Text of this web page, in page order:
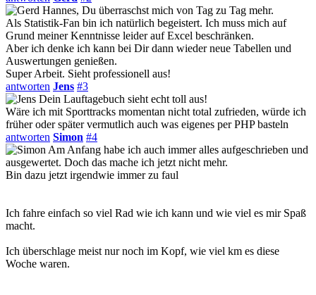
Hannes, Du überraschst mich von Tag zu Tag mehr.
Als Statistik-Fan bin ich natürlich begeistert. Ich muss mich auf
Grund meiner Kenntnisse leider auf Excel beschränken.
Aber ich denke ich kann bei Dir dann wieder neue Tabellen und
Auswertungen genießen.
Super Arbeit. Sieht professionell aus!
antworten Jens #3
Dein Lauftagebuch sieht echt toll aus!
Wäre ich mit Sporttracks momentan nicht total zufrieden, würde ich
früher oder später vermutlich auch was eigenes per PHP basteln
antworten Simon #4
Am Anfang habe ich auch immer alles aufgeschrieben und
ausgewertet. Doch das mache ich jetzt nicht mehr.
Bin dazu jetzt irgendwie immer zu faul
Ich fahre einfach so viel Rad wie ich kann und wie viel es mir Spaß
macht.
Ich überschlage meist nur noch im Kopf, wie viel km es diese
Woche waren.